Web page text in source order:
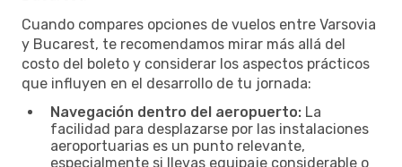
Cuando compares opciones de vuelos entre Varsovia
y Bucarest, te recomendamos mirar más allá del
costo del boleto y considerar los aspectos prácticos
que influyen en el desarrollo de tu jornada:
Navegación dentro del aeropuerto: La
facilidad para desplazarse por las instalaciones
aeroportuarias es un punto relevante,
especialmente si llevas equipaje considerable o